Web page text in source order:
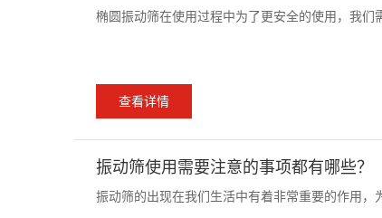
椭圆振动筛在使用过程中为了更安全的使用，我们
查看详情
振动筛使用需要注意的事项都有哪些？
振动筛的出现在我们生活中有着非常重要的作用